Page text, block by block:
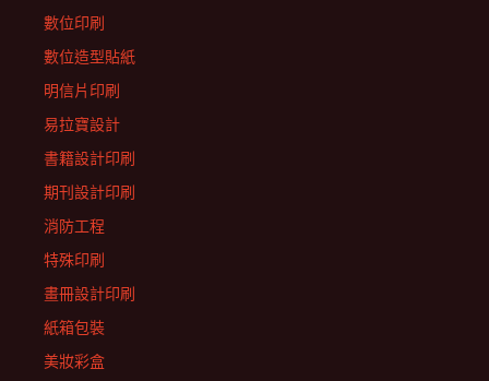
數位印刷
數位造型貼紙
明信片印刷
易拉寶設計
書籍設計印刷
期刊設計印刷
消防工程
特殊印刷
畫冊設計印刷
紙箱包裝
美妝彩盒